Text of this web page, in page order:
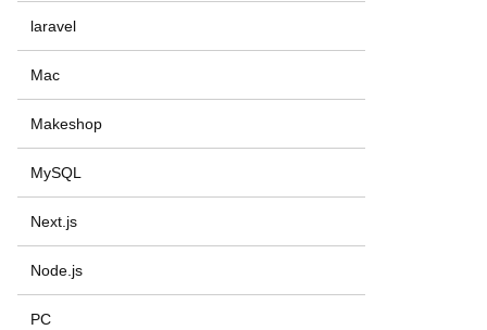
laravel
Mac
Makeshop
MySQL
Next.js
Node.js
PC